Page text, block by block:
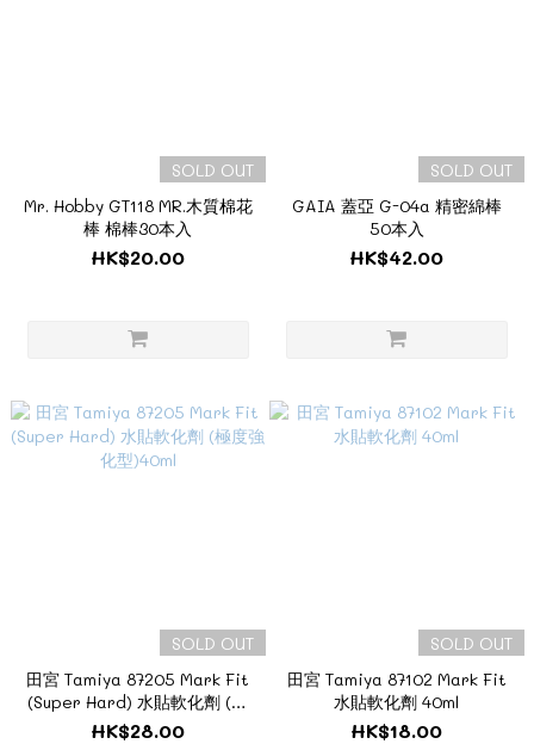
SOLD OUT
Mr. Hobby GT118 MR.木質棉花
棒 棉棒30本入
HK$20.00
SOLD OUT
GAIA 蓋亞 G-04a 精密綿棒
50本入
HK$42.00
SOLD OUT
田宮 Tamiya 87205 Mark Fit
(Super Hard) 水貼軟化劑 (極
度強化型)40ml
HK$28.00
SOLD OUT
田宮 Tamiya 87102 Mark Fit
水貼軟化劑 40ml
HK$18.00